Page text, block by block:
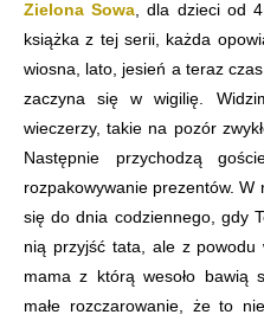
Zielona Sowa , dla dzieci od
książka z tej serii, każda
wiosna, lato, jesień a teraz
zaczyna się w wigilię.
wieczerzy, takie na pozór
Następnie przychodzą
rozpakowywanie prezentów.
się do dnia codziennego, gdy
nią przyjść tata, ale z powodu
mama z którą wesoło bawią
małe rozczarowanie, że to